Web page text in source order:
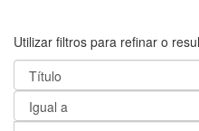
Utilizar filtros para refinar o